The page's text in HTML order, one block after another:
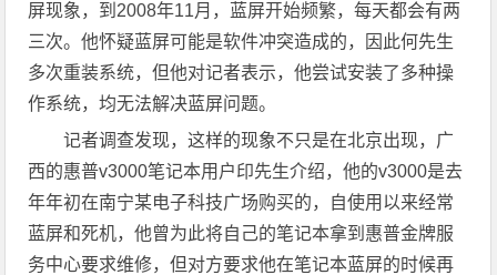
屏现象，到2008年11月，蓝屏开始频繁，每天都会有两
三次。他怀疑蓝屏可能是软件冲突造成的，因此何先生
多次重装系统，但他对记者表示，他尝试安装了多种操
作系统，均无法解决蓝屏问题。
记者调查发现，这样的现象不只是在北京出现，广
西的惠普v3000笔记本用户印先生介绍，他的v3000是去
年年初在南宁某电子科技广场购买的，自使用以来经常
蓝屏和死机，他曾为此将自己的笔记本拿到惠普金牌服
务中心要求维修，但对方要求他在笔记本蓝屏的时候再